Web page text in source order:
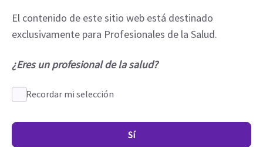
El contenido de este sitio web está destinado
exclusivamente para Profesionales de la Salud.
¿Eres un profesional de la salud?
Recordar mi selección
Sí